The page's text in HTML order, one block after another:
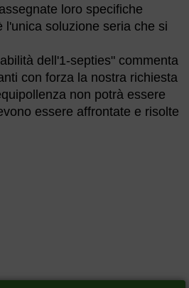
loro specifiche
soluzione seria che si
dell'1-septies" commenta
con forza la nostra richiesta
non potrà essere
essere affrontate e risolte